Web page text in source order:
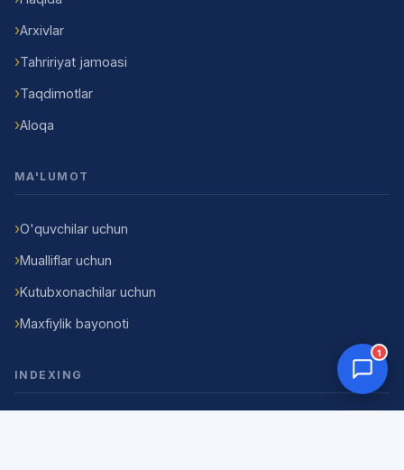
Arxivlar
Tahririyat jamoasi
Taqdimotlar
Aloqa
MA'LUMOT
O'quvchilar uchun
Mualliflar uchun
Kutubxonachilar uchun
Maxfiylik bayonoti
INDEXING
1
Onlayn